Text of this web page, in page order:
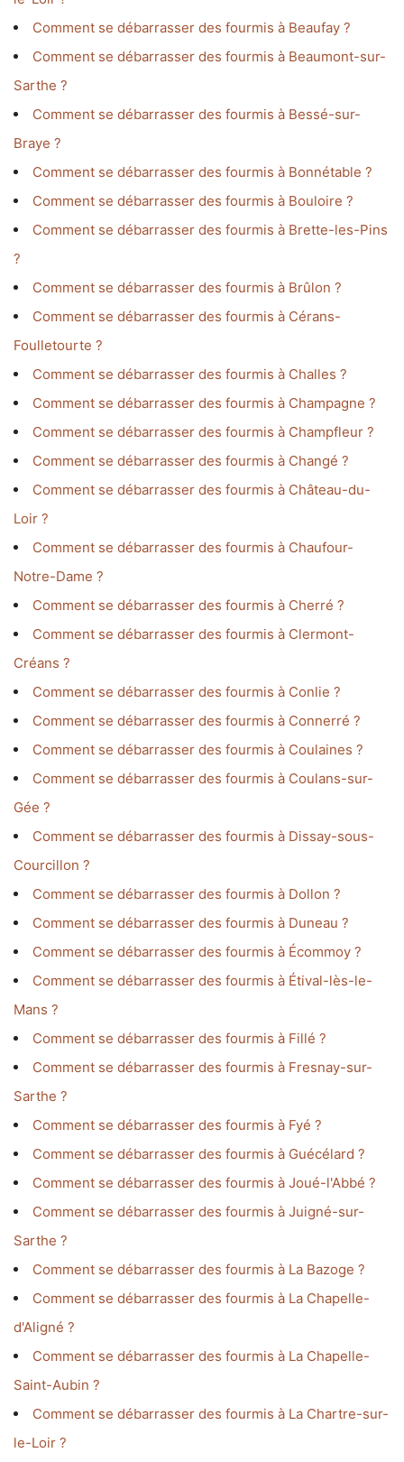
Comment se débarrasser des fourmis à Beaufay ?
Comment se débarrasser des fourmis à Beaumont-sur-
Sarthe ?
Comment se débarrasser des fourmis à Bessé-sur-
Braye ?
Comment se débarrasser des fourmis à Bonnétable ?
Comment se débarrasser des fourmis à Bouloire ?
Comment se débarrasser des fourmis à Brette-les-Pins
?
Comment se débarrasser des fourmis à Brûlon ?
Comment se débarrasser des fourmis à Cérans-
Foulletourte ?
Comment se débarrasser des fourmis à Challes ?
Comment se débarrasser des fourmis à Champagne ?
Comment se débarrasser des fourmis à Champfleur ?
Comment se débarrasser des fourmis à Changé ?
Comment se débarrasser des fourmis à Château-du-
Loir ?
Comment se débarrasser des fourmis à Chaufour-
Notre-Dame ?
Comment se débarrasser des fourmis à Cherré ?
Comment se débarrasser des fourmis à Clermont-
Créans ?
Comment se débarrasser des fourmis à Conlie ?
Comment se débarrasser des fourmis à Connerré ?
Comment se débarrasser des fourmis à Coulaines ?
Comment se débarrasser des fourmis à Coulans-sur-
Gée ?
Comment se débarrasser des fourmis à Dissay-sous-
Courcillon ?
Comment se débarrasser des fourmis à Dollon ?
Comment se débarrasser des fourmis à Duneau ?
Comment se débarrasser des fourmis à Écommoy ?
Comment se débarrasser des fourmis à Étival-lès-le-
Mans ?
Comment se débarrasser des fourmis à Fillé ?
Comment se débarrasser des fourmis à Fresnay-sur-
Sarthe ?
Comment se débarrasser des fourmis à Fyé ?
Comment se débarrasser des fourmis à Guécélard ?
Comment se débarrasser des fourmis à Joué-l'Abbé ?
Comment se débarrasser des fourmis à Juigné-sur-
Sarthe ?
Comment se débarrasser des fourmis à La Bazoge ?
Comment se débarrasser des fourmis à La Chapelle-
d'Aligné ?
Comment se débarrasser des fourmis à La Chapelle-
Saint-Aubin ?
Comment se débarrasser des fourmis à La Chartre-sur-
le-Loir ?